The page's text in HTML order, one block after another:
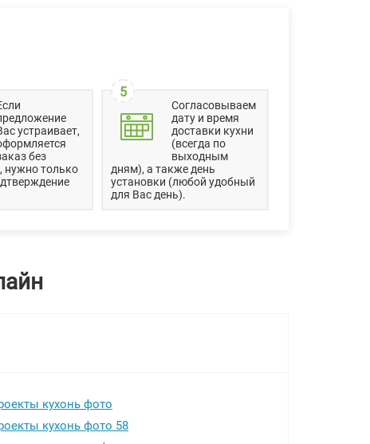
устраивает,
без
нужно только
5
Согласовываем
дату и время
доставки кухни
(всегда по
выходным
дням), а также день
установки (любой удобный
для Вас день).